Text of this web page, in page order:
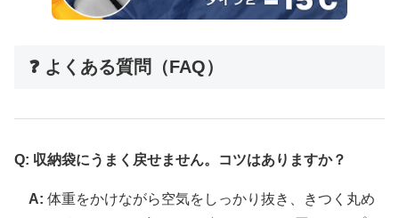
❓ よくある質問（FAQ）
Q: 収納袋にうまく戻せません。コツはありますか？
A: 体重をかけながら空気をしっかり抜き、きつく丸め